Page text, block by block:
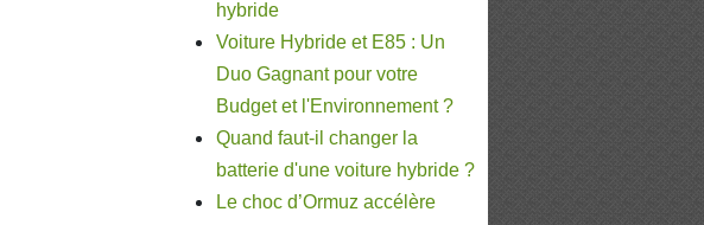
hybride
Voiture Hybride et E85 : Un
Duo Gagnant pour votre
Budget et l'Environnement ?
Quand faut-il changer la
batterie d'une voiture hybride ?
Le choc d’Ormuz accélère